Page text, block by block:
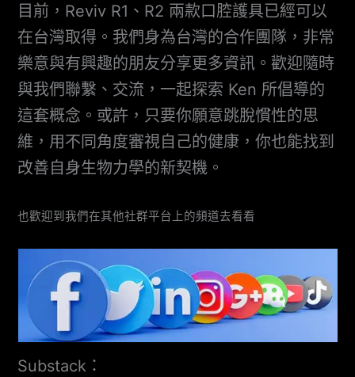
目前，Reviv R1、R2 兩款口腔護具已經可以
在台灣取得。我們身為台灣的合作團隊，非常
樂意與有興趣的朋友分享更多資訊。歡迎隨時
與我們聯繫、交流，一起探索 Ken 所倡導的
這套概念。或許，只要你願意跳脫慣性的思
維，用不同角度審視自己的健康，你也能找到
改善自身生物力學的新契機。
也歡迎到我們在其他社群平台上的頻道去看看
Substack：